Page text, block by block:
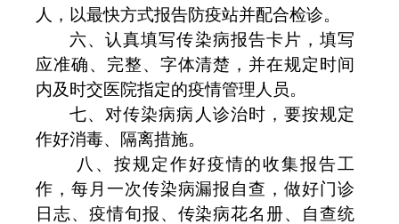
人，以最快方式报告防疫站并配合检诊。
六、认真填写传染病报告卡片，填写
应准确、完整、字体清楚，并在规定时间
内及时交医院指定的疫情管理人员。
七、对传染病病人诊治时，要按规定
作好消毒、隔离措施。
八、按规定作好疫情的收集报告工
作，每月一次传染病漏报自查，做好门诊
日志、疫情旬报、传染病花名册、自查统